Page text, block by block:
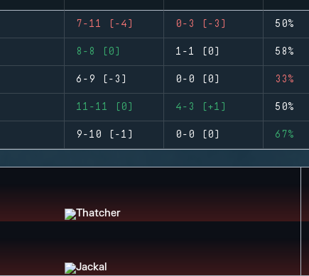
7-11 (-4) 0-3 (-3) 50%
8-8 (0) 1-1 (0) 58%
6-9 (-3) 0-0 (0) 33%
11-11 (0) 4-3 (+1) 50%
9-10 (-1) 0-0 (0) 67%